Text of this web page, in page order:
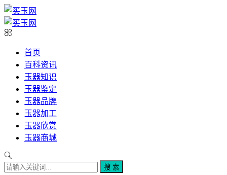
首页
百科资讯
玉器知识
玉器鉴定
玉器品牌
玉器加工
玉器欣赏
玉器商城
搜 索